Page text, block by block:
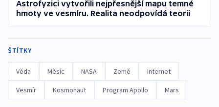
Astrofyzici vytvořili nejpřesnější mapu temné
hmoty ve vesmíru. Realita neodpovídá teorii
ŠTÍTKY
Věda Měsíc NASA Země Internet
Vesmír Kosmonaut Program Apollo Mars